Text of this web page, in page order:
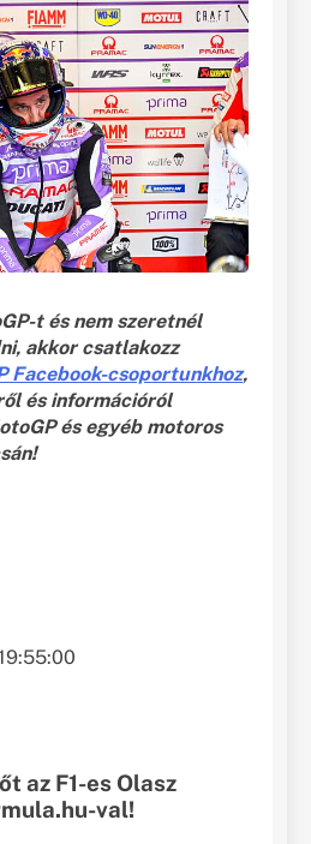
t és nem szeretnél
akkor csatlakozz
Facebook-csoportunkhoz,
és információról
és egyéb motoros
az F1-es Olasz
val!